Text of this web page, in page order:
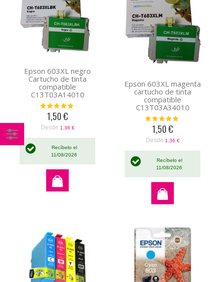
Epson 603XL negro
Cartucho de tinta
compatible
C13T03A14010
Valoración:
1,50 €
Desde 1,36 €
Recíbelo el
11/08/2026
Epson 603XL magenta
cartucho de tinta
compatible
C13T03A34010
Valoración:
1,50 €
Desde 1,36 €
Recíbelo el
11/08/2026
Comprar